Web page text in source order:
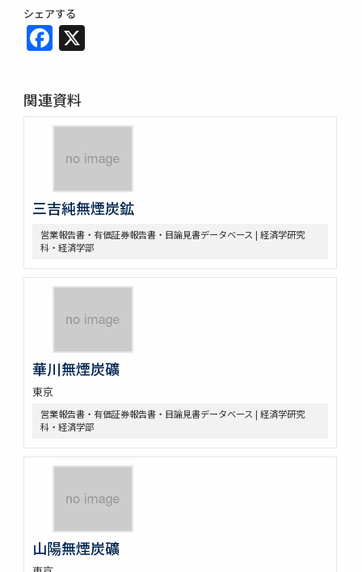
シェアする
Facebook
関連資料
三吉純無煙炭鉱
営業報告書・有価証券報告書・目論見書データベース | 経済学研究
科・経済学部
華川無煙炭礦
東京
営業報告書・有価証券報告書・目論見書データベース | 経済学研究
科・経済学部
山陽無煙炭礦